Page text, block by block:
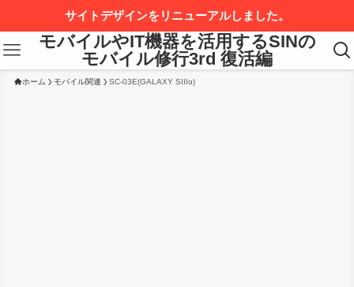
サイトデザインをリニューアルしました。
モバイルやIT機器を活用するSINの
モバイル修行3rd 復活編
ホーム モバイル関連 SC-03E(GALAXY SIIIα)